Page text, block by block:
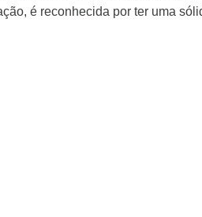
é reconhecida por ter uma